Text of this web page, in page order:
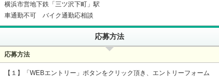
横浜市営地下鉄「三ツ沢下町」駅
車通勤不可 バイク通勤応相談
応募方法
応募方法
【１】「WEBエントリー」ボタンをクリック頂き、エントリーフォーム